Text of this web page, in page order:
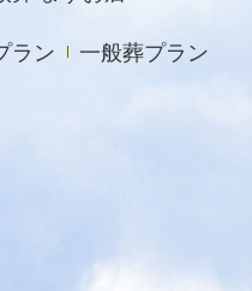
ラン
一般葬プラン